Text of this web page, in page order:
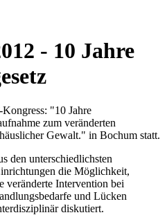
- 10 Jahre
"10 Jahre
zum veränderten
Gewalt." in Bochum statt.
den unterschiedlichsten
die Möglichkeit,
veränderte Intervention bei
und Lücken
diskutiert.